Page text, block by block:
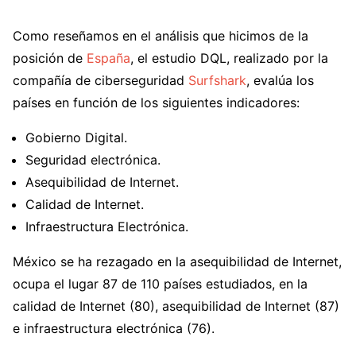
Como reseñamos en el análisis que hicimos de la
posición de España, el estudio DQL, realizado por la
compañía de ciberseguridad Surfshark, evalúa los
países en función de los siguientes indicadores:
Gobierno Digital.
Seguridad electrónica.
Asequibilidad de Internet.
Calidad de Internet.
Infraestructura Electrónica.
México se ha rezagado en la asequibilidad de Internet,
ocupa el lugar 87 de 110 países estudiados, en la
calidad de Internet (80), asequibilidad de Internet (87)
e infraestructura electrónica (76).